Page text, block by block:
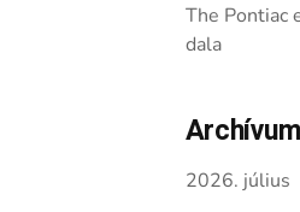
The Pontiac
dala
Archívum
2026. július